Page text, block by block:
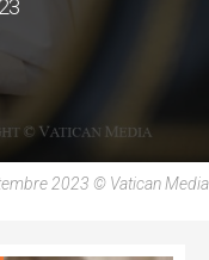
2023 © Vatican Media